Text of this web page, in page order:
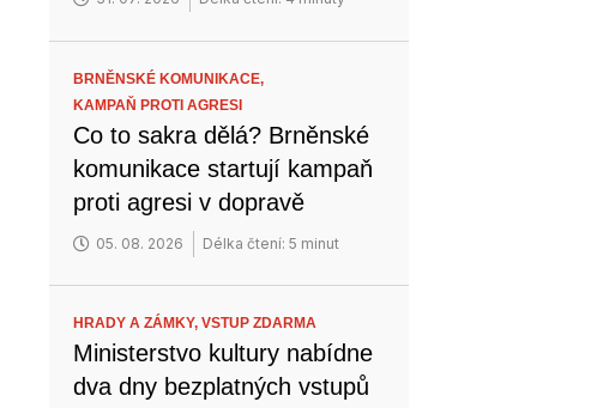
BRNĚNSKÉ KOMUNIKACE,
KAMPAŇ PROTI AGRESI
Co to sakra dělá? Brněnské
komunikace startují kampaň
proti agresi v dopravě
05. 08. 2026 Délka čtení: 5 minut
HRADY A ZÁMKY,VSTUP ZDARMA
Ministerstvo kultury nabídne
dva dny bezplatných vstupů